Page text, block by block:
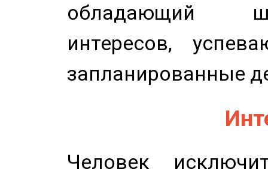
обладающий
интересов,
запланированные
Человек